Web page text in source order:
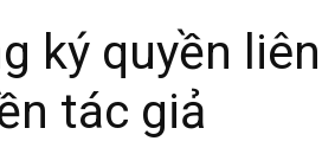
ký quyền
tác giả